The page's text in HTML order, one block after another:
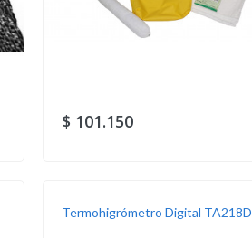
$ 101.150
Termohigrómetro Digital TA218D